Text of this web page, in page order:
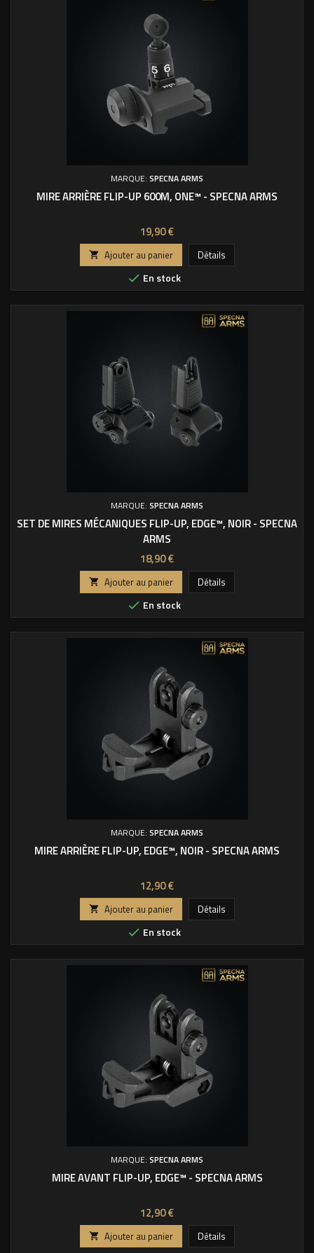
MARQUE: SPECNA ARMS
MIRE ARRIÈRE FLIP-UP 600M, ONE™ - SPECNA ARMS
Prix
19,90 €
 Ajouter au panier
Détails
 En stock
MARQUE: SPECNA ARMS
SET DE MIRES MÉCANIQUES FLIP-UP, EDGE™, NOIR - SPECNA
ARMS
Prix
18,90 €
 Ajouter au panier
Détails
 En stock
MARQUE: SPECNA ARMS
MIRE ARRIÈRE FLIP-UP, EDGE™, NOIR - SPECNA ARMS
Prix
12,90 €
 Ajouter au panier
Détails
 En stock
MARQUE: SPECNA ARMS
MIRE AVANT FLIP-UP, EDGE™ - SPECNA ARMS
Prix
12,90 €
 Ajouter au panier
Détails